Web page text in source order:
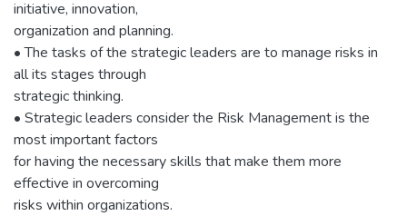
initiative, innovation,
organization and planning.
• The tasks of the strategic leaders are to manage risks in
all its stages through
strategic thinking.
• Strategic leaders consider the Risk Management is the
most important factors
for having the necessary skills that make them more
effective in overcoming
risks within organizations.